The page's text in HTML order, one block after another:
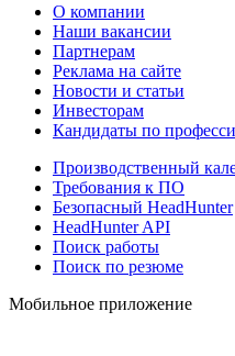
О компании
Наши вакансии
Партнерам
Реклама на сайте
Новости и статьи
Инвесторам
Кандидаты по
Производственный
Требования к ПО
Безопасный HeadHunter
HeadHunter API
Поиск работы
Поиск по резюме
Мобильное приложение